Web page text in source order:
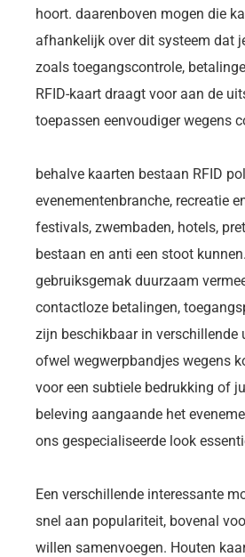
hoort. daarenboven mogen die
afhankelijk over dit systeem dat
zoals toegangscontrole,
RFID-kaart draagt voor aan de
toepassen eenvoudiger wegens
behalve kaarten bestaan RFID
evenementenbranche, recreatie
festivals, zwembaden, hotels,
bestaan en anti een stoot
gebruiksgemak duurzaam
contactloze betalingen,
zijn beschikbaar in
ofwel wegwerpbandjes wegens
voor een subtiele bedrukking of
beleving aangaande het
ons gespecialiseerde look
Een verschillende interessante
snel aan populariteit, bovenal
willen samenvoegen. Houten